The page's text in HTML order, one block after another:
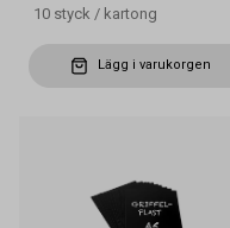
10 styck / kartong
Lägg i varukorgen